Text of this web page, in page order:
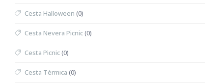
Cesta Halloween (0)
Cesta Nevera Picnic(0)
Cesta Picnic(0)
Cesta Térmica (0)